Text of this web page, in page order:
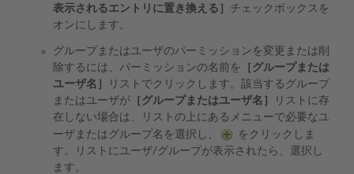
表示されるエントリに置き換える］ チェックボックスを
オンにします。
グループまたはユーザのパーミッションを変更または削
除するには、パーミッションの名前を ［グループまたは
ユーザ名］
リストでクリックします。該当するグループ
またはユーザが ［グループまたはユーザ名］
リストに存
在しない場合は、リストの上にあるメニューで必要なユ
ーザまたはグループ名を選択し、
をクリックしま
す。リストにユーザ/グループが表示されたら、選択し
ます。